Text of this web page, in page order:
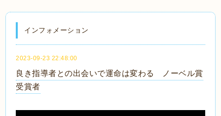
インフォメーション
2023-09-23 22:48:00
良き指導者との出会いで運命は変わる ノーベル賞
受賞者